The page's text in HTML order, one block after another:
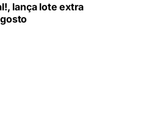
lança lote extra